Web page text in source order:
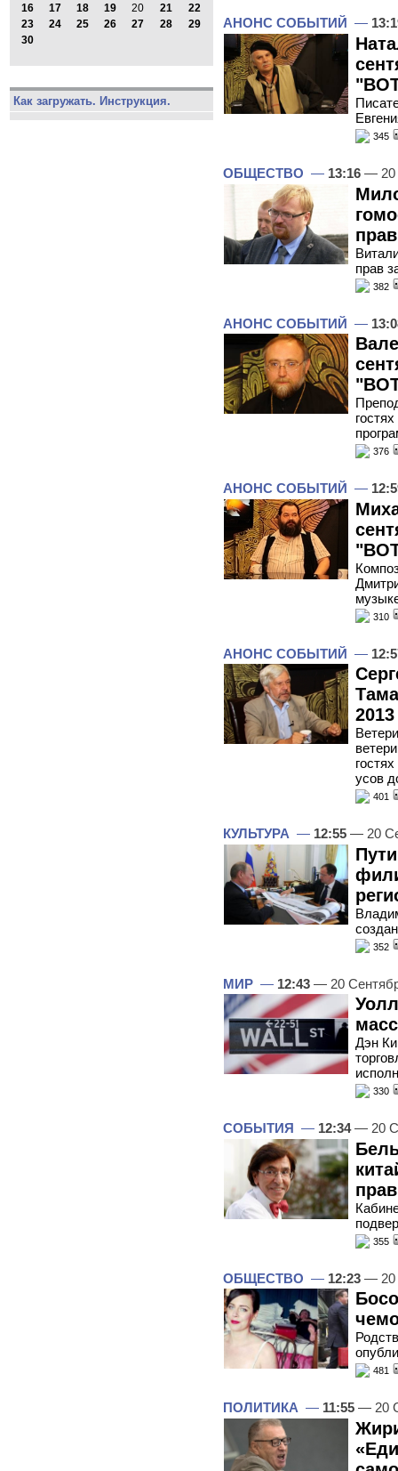
16
17 18 19 20 21
22
23
24 25 26 27 28
29
30
Как загружать. Инструкция.
АНОНС СОБЫТИЙ —
345
ОБЩЕСТВО — 13:16 — 20
прав
прав
382
АНОНС СОБЫТИЙ —
376
АНОНС СОБЫТИЙ —
310
АНОНС СОБЫТИЙ —
усов
401
КУЛЬТУРА — 12:55 — 20
352
МИР — 12:43 — 20
Дэн
330
СОБЫТИЯ — 12:34— 20
355
ОБЩЕСТВО — 12:23 — 20
481
ПОЛИТИКА — 11:55 — 20